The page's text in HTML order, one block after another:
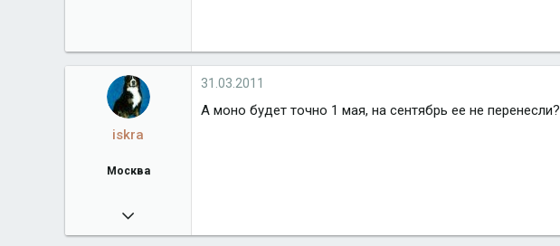
iskra
Москва
02.01.2009
12 209
31.03.2011
А моно будет точно 1 мая, на сентябрь ее не перенесли?